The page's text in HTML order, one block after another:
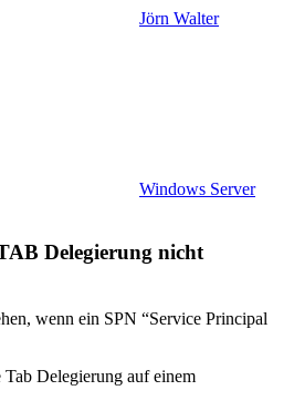
Jörn Walter
Windows Server
Delegierung nicht
wenn ein SPN “Service Principal
Delegierung auf einem